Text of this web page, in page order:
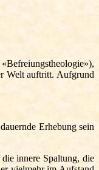
Welt auftritt. Aufgrund
Erhebung sein
innere Spaltung, die